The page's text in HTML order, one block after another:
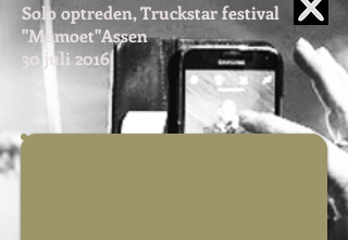
Solo optreden, Truckstar festival
"Mamoet"Assen
30 juli 2016